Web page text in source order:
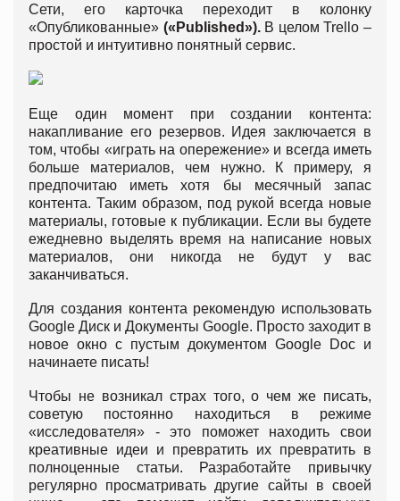
Сети, его карточка переходит в колонку
«Опубликованные» (« Published»). В целом Trello –
простой и интуитивно понятный сервис.
Еще один момент при создании контента:
накапливание его резервов. Идея заключается в
том, чтобы «играть на опережение» и всегда иметь
больше материалов, чем нужно. К примеру, я
предпочитаю иметь хотя бы месячный запас
контента. Таким образом, под рукой всегда новые
материалы, готовые к публикации. Если вы будете
ежедневно выделять время на написание новых
материалов, они никогда не будут у вас
заканчиваться.
Для создания контента рекомендую использовать
Google Диск и Документы Google. Просто заходит в
новое окно с пустым документом Google Doc и
начинаете писать!
Чтобы не возникал страх того, о чем же писать,
советую постоянно находиться в режиме
«исследователя» - это поможет находить свои
креативные идеи и превратить их превратить в
полноценные статьи. Разработайте привычку
регулярно просматривать другие сайты в своей